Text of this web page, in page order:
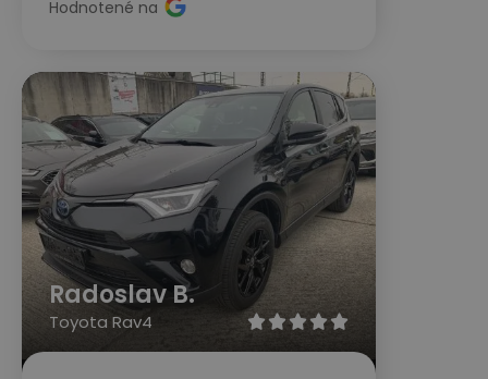
Hodnotené na
 
Radoslav B.
Toyota Rav4